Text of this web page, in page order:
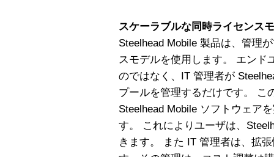
スケーラブルな同時ライセンス
Steelhead Mobile 製品は、管理
スモデルを使用します。 エンド
のではなく、IT 管理者が
プールを管理するだけです。 こ
Steelhead Mobile ソフトウェア
す。 これによりユーザは、
きます。 また IT 管理者は、拡